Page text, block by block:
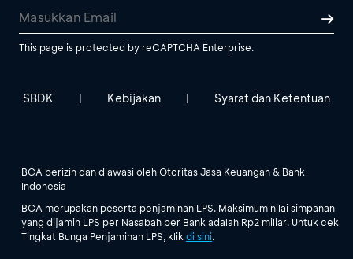
This page is protected by reCAPTCHA Enterprise.
SBDK | Kebijakan | Syarat dan Ketentuan
BCA berizin dan diawasi oleh Otoritas Jasa Keuangan & Bank
Indonesia
BCA merupakan peserta penjaminan LPS. Maksimum nilai simpanan
yang dijamin LPS per Nasabah per Bank adalah Rp2 miliar. Untuk cek
Tingkat Bunga Penjaminan LPS, klik di sini.